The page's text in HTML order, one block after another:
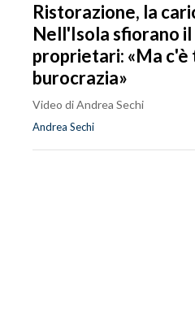
Ristorazione, la
Nell'Isola sfiorano il
proprietari: «Ma c'è
burocrazia»
Video di Andrea Sechi
Andrea Sechi